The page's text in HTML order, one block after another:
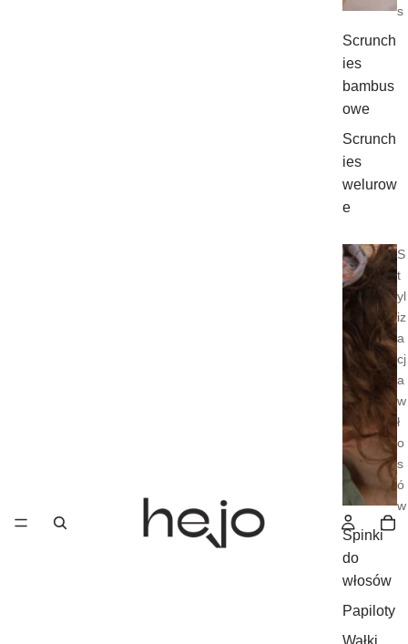
s
Scrunch
ies
bambus
owe
Scrunch
ies
welurow
e
S
t
yl
iz
a
cj
a
w
ł
o
s
ó
w
Spinki
do
włosów
Papiloty
Wałki